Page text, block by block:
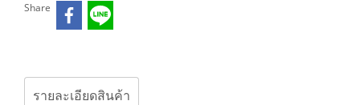
Share
รายละเอียดสินค้า